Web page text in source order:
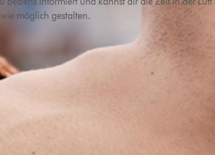
möglich gestalten.